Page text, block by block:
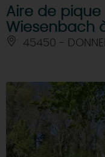
Aire de
Wiesenbach
45450 -